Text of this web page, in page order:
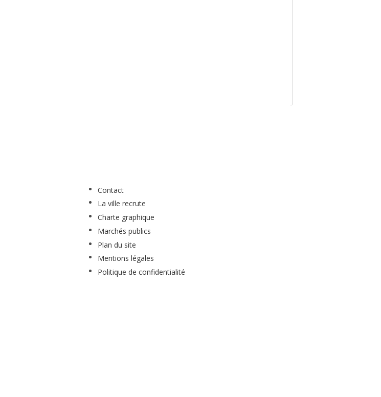
Contact
La ville recrute
Charte graphique
Marchés publics
Plan du site
Mentions légales
Politique de confidentialité